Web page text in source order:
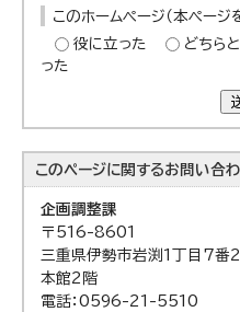
このホームページ（本ページ
役に立った
どちら
った
このページに関するお問い合
企画調整課
〒516-8601
三重県伊勢市岩渕1丁目7番
本館2階
電話：0596-21-5510